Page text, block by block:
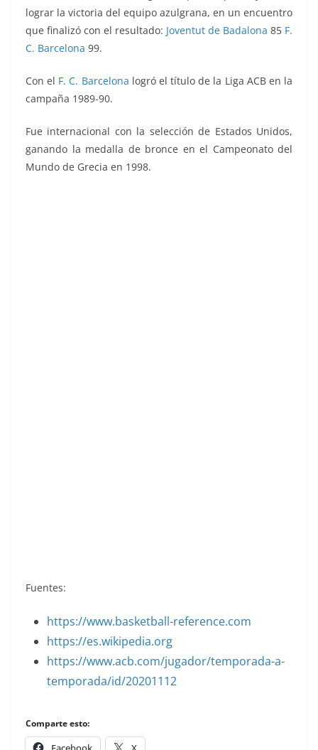
lograr la victoria del equipo azulgrana, en un encuentro
que finalizó con el resultado: Joventut de Badalona 85 F.
C. Barcelona 99.
Con el F. C. Barcelona logró el título de la Liga ACB en la
campaña 1989-90.
Fue internacional con la selección de Estados Unidos,
ganando la medalla de bronce en el Campeonato del
Mundo de Grecia en 1998.
Fuentes:
https://www.basketball-reference.com
https://es.wikipedia.org
https://www.acb.com/jugador/temporada-a-
temporada/id/20201112
Comparte esto: